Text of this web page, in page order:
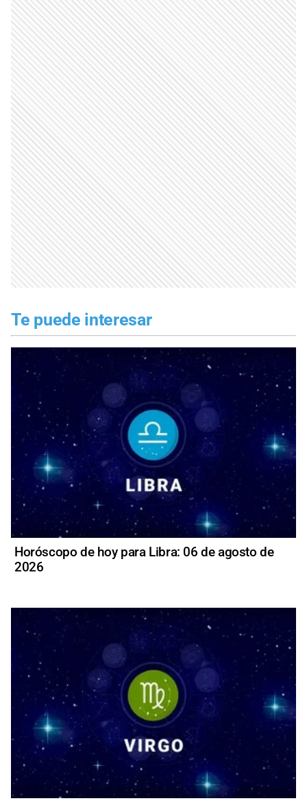
Te puede interesar
Horóscopo de hoy para Libra: 06 de agosto de
2026